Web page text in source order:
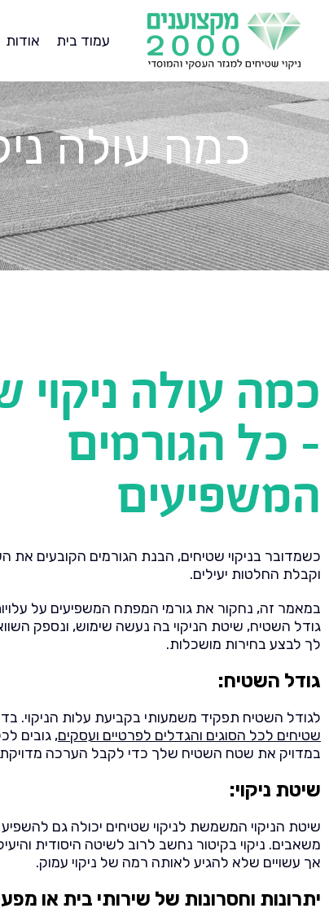
עמוד בית אודות
כמה עולה
כמה עולה ניקוי
- כל הגורמים
המשפיעים
כשמדובר בניקוי שטיחים, הבנת הגורמים הקובעים את
וקבלת החלטות יעילים.
במאמר זה, נחקור את גורמי המפתח המשפיעים על
גודל השטיח, שיטת הניקוי בה נעשה שימוש, ונספק
לך לבצע בחירות מושכלות.
גודל השטיח:
לגודל השטיח תפקיד משמעותי בקביעת עלות הניקוי.
שטיחים לכל הסוגים והגדלים לפרטיים ועסקים, גובים
במדויק את שטח השטיח שלך כדי לקבל הערכה מדויקת
שיטת ניקוי:
שיטת הניקוי המשמשת לניקוי שטיחים יכולה גם להשפיע
משאבים. ניקוי בקיטור נחשב לרוב לשיטה היסודית
אך עשויים שלא להגיע לאותה רמה של ניקוי עמוק.
יתרונות וחסרונות של שירותי בית או